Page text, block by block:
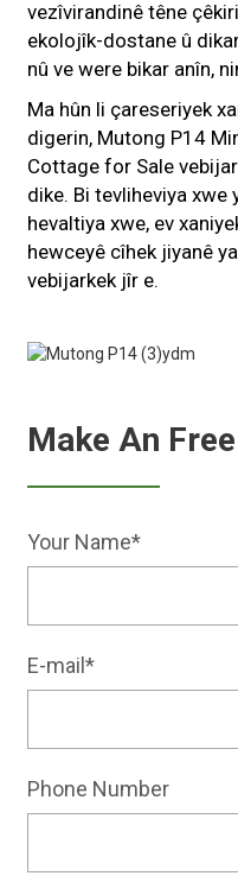
vezîvirandinê têne
ekolojîk-dostane û
nû ve were bikar anîn,
Ma hûn li çareseriyek
digerin, Mutong P14
Cottage for Sale
dike. Bi tevliheviya xwe
hevaltiya xwe, ev
hewceyê cîhek jiyanê
vebijarkek jîr e.
Make An
Your Name*
E-mail*
Phone Number